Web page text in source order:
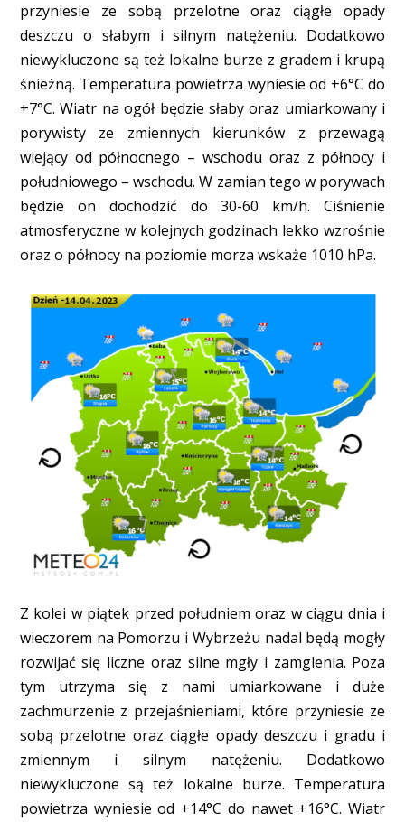
przyniesie ze sobą przelotne oraz ciągłe opady
deszczu o słabym i silnym natężeniu. Dodatkowo
niewykluczone są też lokalne burze z gradem i krupą
śnieżną. Temperatura powietrza wyniesie od +6°C do
+7°C. Wiatr na ogół będzie słaby oraz umiarkowany i
porywisty ze zmiennych kierunków z przewagą
wiejący od północnego – wschodu oraz z północy i
południowego – wschodu. W zamian tego w porywach
będzie on dochodzić do 30-60 km/h. Ciśnienie
atmosferyczne w kolejnych godzinach lekko wzrośnie
oraz o północy na poziomie morza wskaże 1010 hPa.
Z kolei w piątek przed południem oraz w ciągu dnia i
wieczorem na Pomorzu i Wybrzeżu nadal będą mogły
rozwijać się liczne oraz silne mgły i zamglenia. Poza
tym utrzyma się z nami umiarkowane i duże
zachmurzenie z przejaśnieniami, które przyniesie ze
sobą przelotne oraz ciągłe opady deszczu i gradu i
zmiennym i silnym natężeniu. Dodatkowo
niewykluczone są też lokalne burze. Temperatura
powietrza wyniesie od +14°C do nawet +16°C. Wiatr